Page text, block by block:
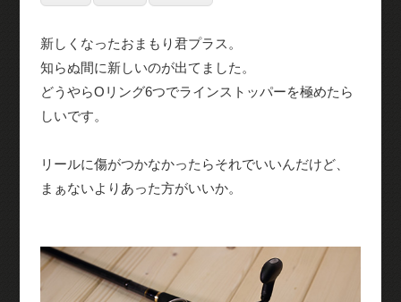
新しくなったおまもり君プラス。
知らぬ間に新しいのが出てました。
どうやらOリング6つでラインストッパーを極めたら
しいです。
リールに傷がつかなかったらそれでいいんだけど、
まぁないよりあった方がいいか。